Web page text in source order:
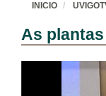
INICIO
As